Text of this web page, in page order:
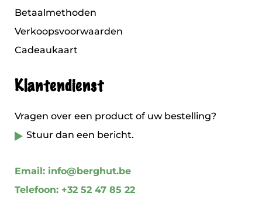
Betaalmethoden
Verkoopsvoorwaarden
Cadeaukaart
Klantendienst
Vragen over een product of uw bestelling?
Stuur dan een bericht.
Email: info@berghut.be
Telefoon: +32 52 47 85 22